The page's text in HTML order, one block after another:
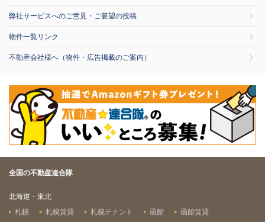
弊社サービスへのご意見・ご要望の投稿
物件一覧リンク
不動産会社様へ（物件・広告掲載のご案内）
全国の不動産連合隊
北海道・東北
札幌
札幌賃貸 札幌テナント 函館 函館賃貸